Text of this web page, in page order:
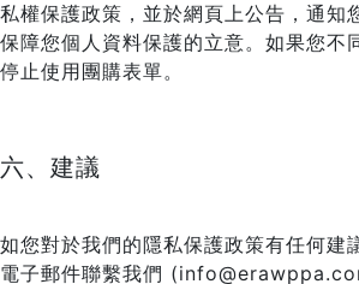
私權保護政策，並於網頁上公告，通知
保障您個人資料保護的立意。如果您不
停止使用團購表單。
六、建議
如您對於我們的隱私保護政策有任何建
電子郵件聯繫我們